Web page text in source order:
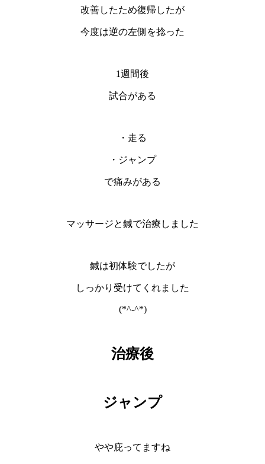
改善したため復帰したが
今度は逆の左側を捻った
1週間後
試合がある
・走る
・ジャンプ
で痛みがある
マッサージと鍼で治療しました
鍼は初体験でしたが
しっかり受けてくれました
(*^-^*)
治療後
ジャンプ
やや庇ってますね